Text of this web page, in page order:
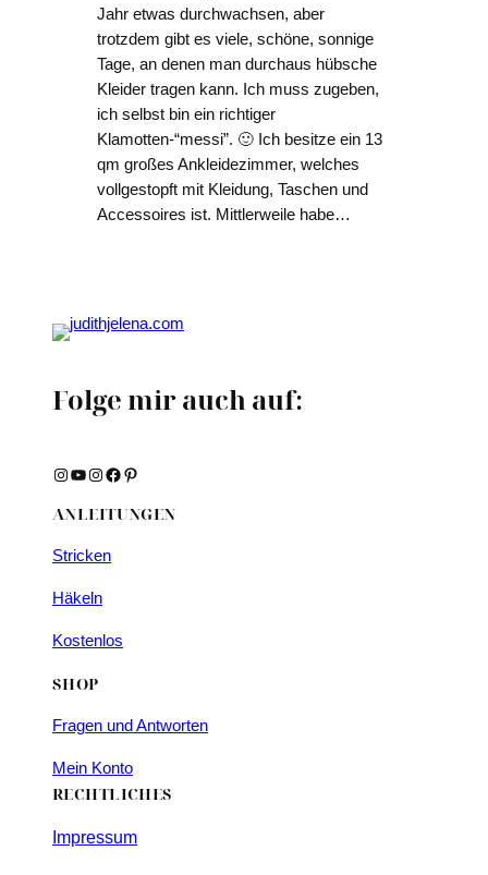
Jahr etwas durchwachsen, aber
trotzdem gibt es viele, schöne, sonnige
Tage, an denen man durchaus hübsche
Kleider tragen kann. Ich muss zugeben,
ich selbst bin ein richtiger
Klamotten-“messi”. 🙂 Ich besitze ein 13
qm großes Ankleidezimmer, welches
vollgestopft mit Kleidung, Taschen und
Accessoires ist. Mittlerweile habe…
Folge mir auch auf:
Instagram YouTube Instagram Facebook Pinterest
ANLEITUNGEN
Stricken
Häkeln
Kostenlos
SHOP
Fragen und Antworten
Mein Konto
RECHTLICHES
Impressum